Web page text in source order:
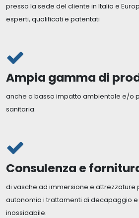
presso la sede del cliente in Italia e
esperti, qualificati e patentati
Ampia gamma di
anche a basso impatto ambientale e/o
sanitaria.
Consulenza e
di vasche ad immersione e attrezzature
autonomia i trattamenti di decapaggio
inossidabile.